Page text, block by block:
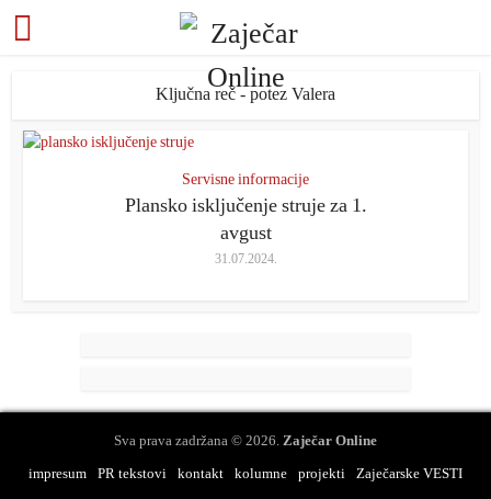
Ključna reč - potez Valera
Servisne informacije
Plansko isključenje struje za 1.
avgust
31.07.2024.
Sva prava zadržana © 2026. Zaječar Online
impresum
PR tekstovi kontakt kolumne projekti Zaječarske VESTI